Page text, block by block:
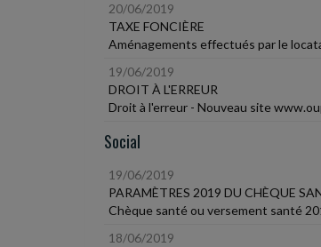
20/06/2019
TAXE FONCIÈRE
Aménagements effectués par le
19/06/2019
DROIT À L'ERREUR
Droit à l'erreur - Nouveau site
Social
19/06/2019
PARAMÈTRES 2019 DU CHÈQUE
Chèque santé ou versement santé
18/06/2019